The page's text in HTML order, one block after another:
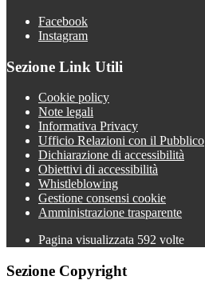
Facebook
Instagram
Sezione Link Utili
Cookie policy
Note legali
Informativa Privacy
Ufficio Relazioni con il Pubblico
Dichiarazione di accessibilità
Obiettivi di accessibilità
Whistleblowing
Gestione consensi cookie
Amministrazione trasparente
Pagina visualizzata 592 volte
Sezione Copyright